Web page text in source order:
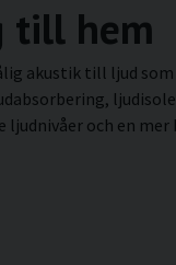
till hem
akustik till ljud
och en